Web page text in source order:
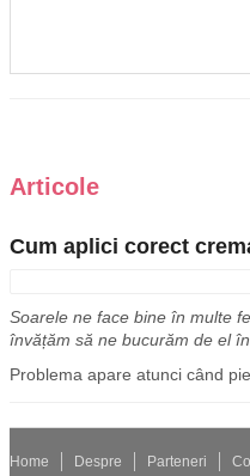
Articole
Cum aplici corect
Soarele ne face bine în multe
învățăm să ne bucurăm de el
Problema apare atunci când
Home Despre Parteneri